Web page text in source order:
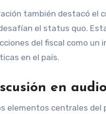
también destacó el
el status quo.
del fiscal como
en el país.
en
elementos centrales del